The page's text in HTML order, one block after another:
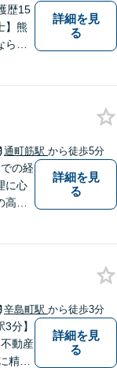
歴15
】熊
、
番
、
だき
詳細を見
る
通町筋駅 から徒歩5分
の経
に心
い
題
気
詳細を見
る
辛島町駅 から徒歩3分
分】
動産
精通
詳細を見
る